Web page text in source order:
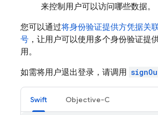
来控制用户可以访问哪些数据。
您可以通过将身份验证提供方凭据关
号 ，让用户可以使用多个身份验证提
用。
如需将用户退出登录，请调用
Swift Objective-C